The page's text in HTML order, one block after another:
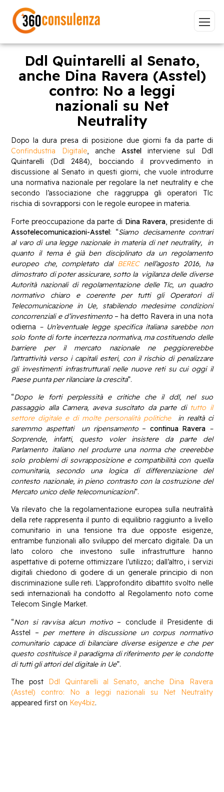
Vai
GDPR NIS2 Bandi ISO 27001
Sviluppo software BeeProd
Inizia a digitare per visualizzare le pagine consigliate.
Ddl Quintarelli al Senato,
anche Dina Ravera (Asstel)
contro: No a leggi
nazionali su Net
Neutrality
Dopo la dura presa di posizione due giorni fa da parte di
Confindustria Digitale, anche Asstelinterviene sul Ddl
Quintarelli (Ddl 2484), bocciando il provvedimento in
discussione al Senato in questi giorni, che vuole introdurre
una normativa nazionale per regolare la net neutrality e che
secondo l’associazione che raggruppa gli operatori Tlc
rischia di sovrapporsi con le regole europee in materia.
Forte preoccupazione da parte di Dina Ravera , presidente di
Assotelecomunicazioni-Asstel: “Siamo decisamente contrari
al varo di una legge nazionale in materia di net neutrality, in
quanto il tema è già ben disciplinato da un regolamento
europeo che, completato dal BERECnell’agosto 2016, ha
dimostrato di poter assicurare, sotto la vigilanza delle diverse
Autorità nazionali di regolamentazione delle Tlc, un quadro
normativo chiaro e coerente per tutti gli Operatori di
Telecomunicazione in Ue, stabilendo medesime condizioni
concorrenziali e d’investimento – ha detto Ravera in una nota
odierna – Un’eventuale legge specifica italiana sarebbe non
solo fonte di forte incertezza normativa, ma costituendo delle
barriere per il mercato nazionale ne peggiorerebbe
l’attrattività verso i capitali esteri, con il rischio di penalizzare
gli investimenti infrastrutturali nelle nuove reti su cui oggi il
Paese punta per rilanciare la crescita”.
“Dopo le forti perplessità e critiche che il ddl, nel suo
passaggio alla Camera, aveva suscitato da parte di tutto il
settore digitale e di molte personalità politichein realtà ci
saremmo aspettati un ripensamento– continua Ravera –
Sorprende, infatti, questo voler insistere da parte del
Parlamento italiano nel produrre una norma che creerebbe
solo problemi di sovrapposizione e compatibilità con quella
comunitaria, secondo una logica di differenziazione del
contesto nazionale, in pieno contrasto con la costruzione del
Mercato unico delle telecomunicazioni”.
Va rilevato che la regolamentazione europea sulla neutralità
della rete rappresenta il punto di equilibrio raggiunto a livello
comunitario in una tensione tra due opposte esigenze,
entrambe funzionali allo sviluppo del mercato digitale. Da un
lato coloro che investono sulle infrastrutture hanno
aspettative di poterne ottimizzare l’utilizzo; dall’altro, i servizi
digitali chiedono di godere di un generale principio di non
discriminazione sulle reti. L’approfondito dibattito svolto nelle
sedi internazionali ha condotto al Regolamento noto come
Telecom Single Market.
“Non si ravvisa alcun motivo– conclude il Presidente di
Asstel – per mettere in discussione un corpus normativo
comunitario capace di bilanciare diverse esigenze e che per
questo costituisce il paradigma di riferimento per le condotte
di tutti gli attori del digitale in Ue”.
The post Ddl Quintarelli al Senato, anche Dina Ravera
(Asstel) contro: No a leggi nazionali su Net Neutrality
appeared first on Key4biz.